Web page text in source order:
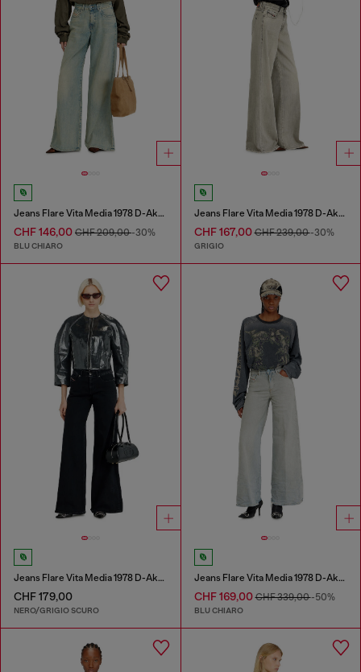
Jeans Flare Vita Media 1978 D-Akemi
CHF 146,00 CHF 209,00-30%
BLU CHIARO
Jeans Flare Vita Media 1978 D-Akemi
CHF 167,00CHF 239,00-30%
GRIGIO
Jeans Flare Vita Media 1978 D-Akemi
CHF 179,00
NERO/GRIGIO SCURO
Jeans Flare Vita Media 1978 D-Akemi
CHF 169,00CHF 339,00-50%
BLU CHIARO